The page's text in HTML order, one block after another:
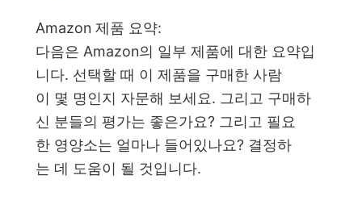
Amazon 제품 요약:
다음은 Amazon의 일부 제품에 대한 요약입
니다. 선택할 때 이 제품을 구매한 사람
이 몇 명인지 자문해 보세요. 그리고 구매하
신 분들의 평가는 좋은가요? 그리고 필요
한 영양소는 얼마나 들어있나요? 결정하
는 데 도움이 될 것입니다.